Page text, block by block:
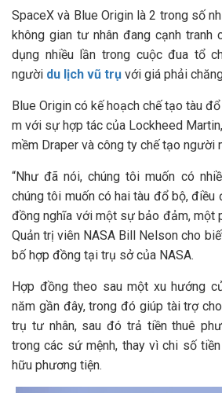
SpaceX và Blue Origin là 2 trong số
không gian tư nhân đang cạnh tranh
dụng nhiều lần trong cuộc đua tổ
người du lịch vũ trụ với giá phải
Blue Origin có kế hoạch chế tạo tàu
m với sự hợp tác của Lockheed
mềm Draper và công ty chế tạo người
“Như đã nói, chúng tôi muốn có
chúng tôi muốn có hai tàu đổ bộ,
đồng nghĩa với một sự bảo đảm, một
Quản trị viên NASA Bill Nelson cho
bố hợp đồng tại trụ sở của NASA.
Hợp đồng theo sau một xu hướng
năm gần đây, trong đó giúp tài trợ
trụ tư nhân, sau đó trả tiền thuê
trong các sứ mệnh, thay vì chi số
hữu phương tiện.